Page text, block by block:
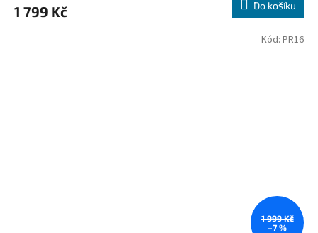
1 799 Kč Do košíku
1 999 Kč
–7 %
Kód: PR16